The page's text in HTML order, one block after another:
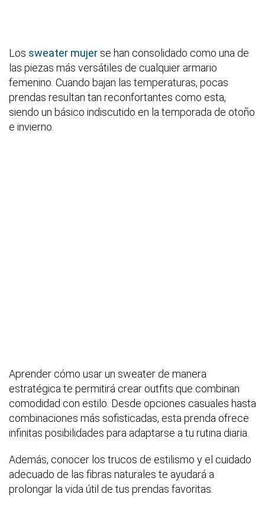
Los sweater mujer se han consolidado como una de
las piezas más versátiles de cualquier armario
femenino. Cuando bajan las temperaturas, pocas
prendas resultan tan reconfortantes como esta,
siendo un básico indiscutido en la temporada de otoño
e invierno.
Aprender cómo usar un sweater de manera
estratégica te permitirá crear outfits que combinan
comodidad con estilo. Desde opciones casuales hasta
combinaciones más sofisticadas, esta prenda ofrece
infinitas posibilidades para adaptarse a tu rutina diaria.
Además, conocer los trucos de estilismo y el cuidado
adecuado de las fibras naturales te ayudará a
prolongar la vida útil de tus prendas favoritas.